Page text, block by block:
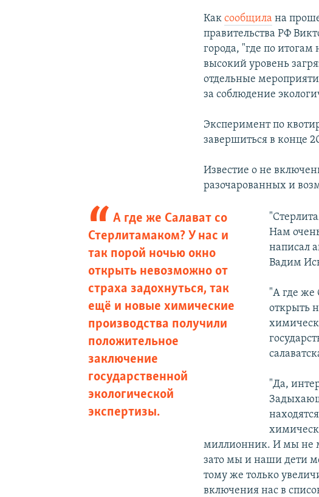
Каксообщила на
правительства РФ
города, "где по
высокий уровень
отдельные
за соблюдение
Эксперимент по
завершиться в конце
Известие о не
разочарованных и
А где же Салават со
Стерлитамаком? У нас и
так порой ночью окно
открыть невозможно от
страха задохнуться, так
ещё и новые химические
производства получили
положительное
заключение
государственной
экологической
экспертизы.
Нам
написал
Вадим
"А где же
открыть
"Да,
миллионник. И мы не
зато мы и наши дети
тому же только
включения нас в